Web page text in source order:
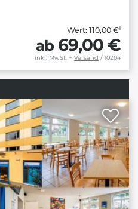
Wert: 110,00 €1
ab 69,00 €
inkl. MwSt. + Versand / 10204